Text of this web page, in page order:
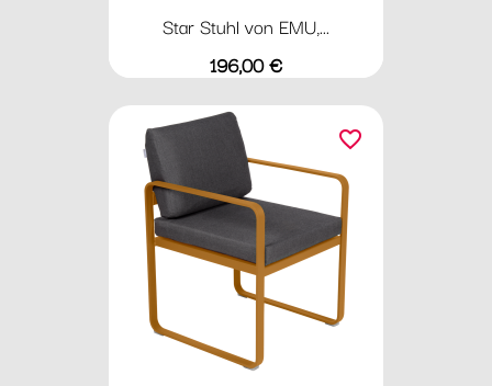
Star Stuhl von EMU,...
Preis
196,00 €
favorite_border